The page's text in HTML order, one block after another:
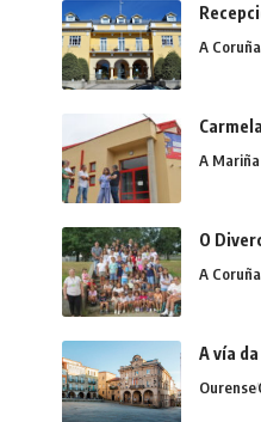
A Coruña
A
O
A Coruña
A vía
Ourense